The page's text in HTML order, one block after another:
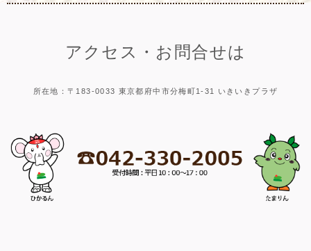
アクセス・お問合せは
所在地：〒183-0033 東京都府中市分梅町1-31 いきいきプラザ